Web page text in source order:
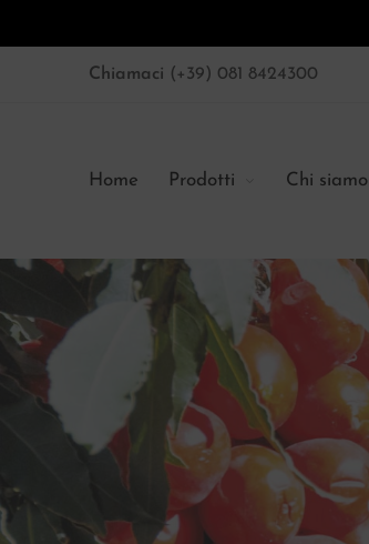
Chiamaci (+39) 081 8424300
Home Prodotti Chi siamo